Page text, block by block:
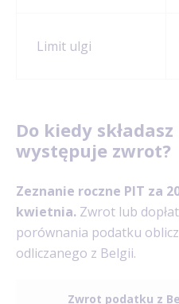
Limit ulgi
Do kiedy
występuje zwrot?
Zeznanie roczne PIT za
kwietnia. Zwrot lub
porównania podatku
odliczanego z Belgii.
Zwrot podatku z